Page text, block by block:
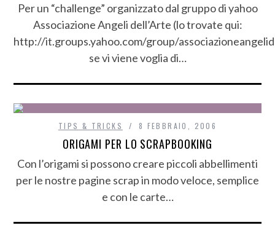
Per un “challenge” organizzato dal gruppo di yahoo
Associazione Angeli dell’Arte (lo trovate qui:
http://it.groups.yahoo.com/group/
se vi viene voglia di…
TIPS & TRICKS 8 FEBBRAIO, 2006
ORIGAMI PER LO SCRAPBOOKING
Con l’origami si possono creare piccoli abbellimenti
per le nostre pagine scrap in modo veloce, semplice
e con le carte…